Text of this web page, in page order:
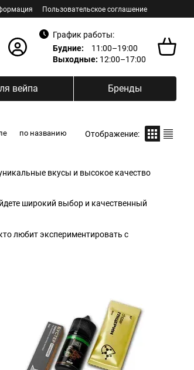
Пользовательское соглашение
График работы:
Будние:
11:00–19:00
Выходные: 12:00–17:00
вейпа Бренды
по названию Отображение:
вкусы и высокое качество
широкий выбор и качественный
любит экспериментировать с